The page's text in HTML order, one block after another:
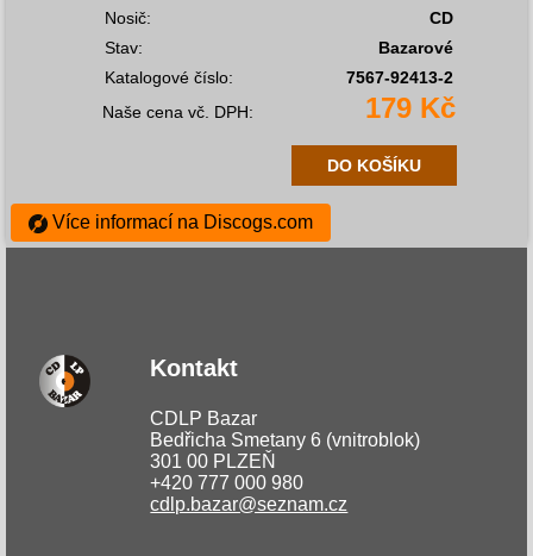
Nosič:
CD
Stav:
Bazarové
Katalogové číslo:
7567-92413-2
Naše cena vč. DPH:
179 Kč
DO KOŠÍKU
Více informací na Discogs.com
Kontakt
CDLP Bazar
Bedřicha Smetany 6 (vnitroblok)
301 00 PLZEŇ
+420 777 000 980
cdlp.bazar@seznam.cz